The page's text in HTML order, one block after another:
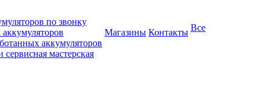
по звонку
аккумуляторов
аккумуляторов
сервисная мастерская
Магазины Контакты Все